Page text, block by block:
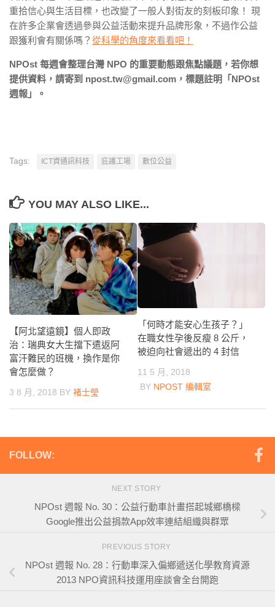
重拾信心與生活目標，也改變了一般人對街友的刻板印象！ 現
在許多企業會透過參與公益活動來提升品牌形象，不過作公益
跟獲利會有關係嗎？ 從科學的角度來看看吧！
NPOst 每週會整理台灣 NPO 的重要動態跟焦點議題，若你想
提供資料，請寄到 npost.tw@gmail.com，標題註明「NPOst
週報」。
Tags: ICT資通訊科技 庇護工場 數位公益
YOU MAY ALSO LIKE...
【阿北望遠鏡】個人即政
治：瑞典女大生擋下遣返阿
富汗難民的班機，換作是你
會怎麼做？
3 8 月, 2018 BY 褚士瑩
「何時才能安心生孩子？」
在職女性孕後反瘦 8 公斤，
被迫向社會遞出的 4 封信
11 5 月, 2018
BY NPOST 編輯室
FOLLOW:
NEXT STORY
NPOst 週報 No. 30：公益行動車計畫搭起城鄉橋樑
Google推出公益捐款App效率連結組織與群眾
PREVIOUS STORY
NPOst 週報 No. 28：行動車深入偏鄉遞送化學教育資源
2013 NPO資訊科技運用座談會全台開跑